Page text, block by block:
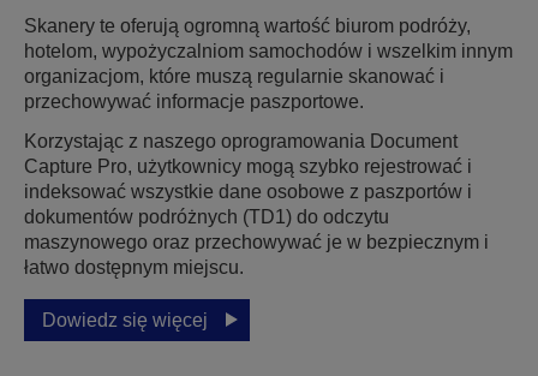
Skanery te oferują ogromną wartość biurom podróży,
hotelom, wypożyczalniom samochodów i wszelkim innym
organizacjom, które muszą regularnie skanować i
przechowywać informacje paszportowe.
Korzystając z naszego oprogramowania Document
Capture Pro, użytkownicy mogą szybko rejestrować i
indeksować wszystkie dane osobowe z paszportów i
dokumentów podróżnych (TD1) do odczytu
maszynowego oraz przechowywać je w bezpiecznym i
łatwo dostępnym miejscu.
Dowiedz się więcej